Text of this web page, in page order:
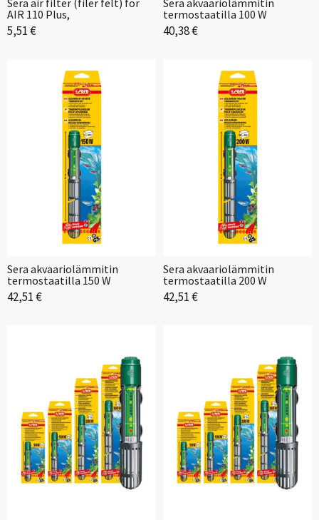
Sera air filter (filer felt) for
AIR 110 Plus,
5,51 €
Sera akvaariolämmitin
termostaatilla 100 W
40,38 €
Sera akvaariolämmitin
termostaatilla 150 W
42,51 €
Sera akvaariolämmitin
termostaatilla 200 W
42,51 €